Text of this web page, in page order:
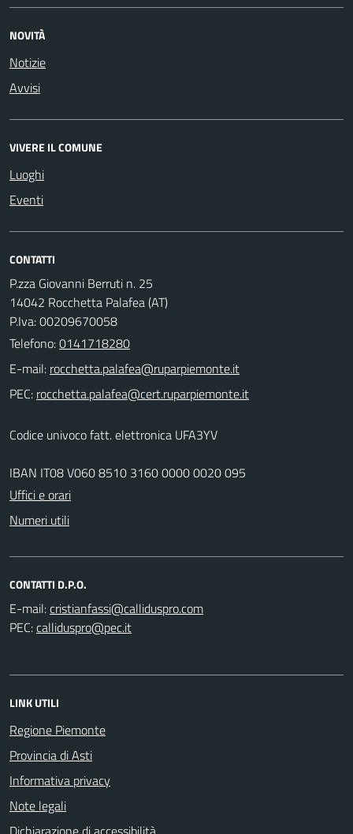
NOVITÀ
Notizie
Avvisi
VIVERE IL COMUNE
Luoghi
Eventi
CONTATTI
P.zza Giovanni Berruti n. 25
14042 Rocchetta Palafea (AT)
P.Iva: 00209670058
Telefono:0141718280
E-mail:
PEC:
Codice univoco fatt. elettronica UFA3YV
IBAN IT08 V060 8510 3160 0000 0020 095
Uffici e orari
Numeri utili
CONTATTI D.P.O.
E-mail:
PEC:
LINK UTILI
Regione Piemonte
Provincia di Asti
Informativa privacy
Note legali